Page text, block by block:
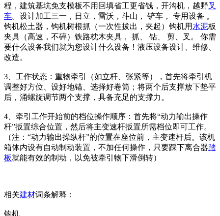
程，建筑基坑免支模板不用回填省工更省钱，开沟机，越野叉
车。设计加工三一，日立，雷沃，斗山， 铲车， ‌‌专用设备 。
钩机松土器，钩机树根抓（一次性拔出，夹起）钩机用 水泥板
夹具（高速，不碎）铁路枕木夹具， 抓、 钻、 剪、叉。 你需
要什么设备我们就为您设计什么设备！液压设备设计、维修、
改造。
3、工作状态：重物牵引（如立杆、张紧等），首先将牵引机
调整好方位、设好地锚、选择好卷筒；将两个后支撑放下垫平
后，涌螺旋调节两个支撑，具备充足的支撑力。
4、牵引工作开始前的档位操作顺序：首先将“动力输出操作
杆”扳置综合位置，然后将主变速杆扳置所需档位即可工作。
（注：“动力输出操纵杆”的位置在座位前，主变速杆后。该机
箱体内设有自动制动装置，不加任何操作，只要踩下离合器踏
板就能有效的制动，以免被牵引物下滑倒转）
相关建材词条解释：
钩机